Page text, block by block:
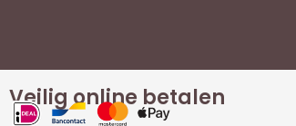
Veilig online betalen